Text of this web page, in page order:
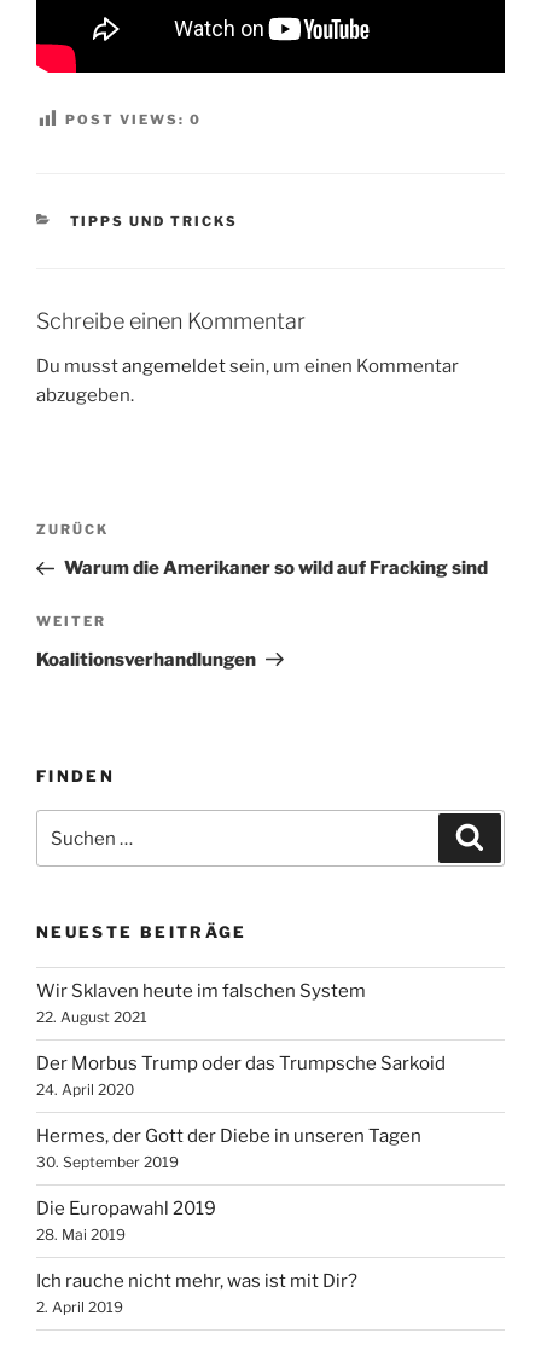
POST VIEWS: 0
KATEGORIEN
TIPPS UND TRICKS
Schreibe einen Kommentar
Du musstangemeldetsein, um einen Kommentar
abzugeben.
Beitragsnavigation
Vorheriger
Beitrag
ZURÜCK
Warum die Amerikaner so wild auf Fracking sind
Nächster
Beitrag
WEITER
Koalitionsverhandlungen
FINDEN
nach:
NEUESTE BEITRÄGE
Wir Sklaven heute im falschen System
22. August 2021
Der Morbus Trump oder das Trumpsche Sarkoid
24. April 2020
Hermes, der Gott der Diebe in unseren Tagen
30. September 2019
Die Europawahl 2019
28. Mai 2019
Ich rauche nicht mehr, was ist mit Dir?
2. April 2019